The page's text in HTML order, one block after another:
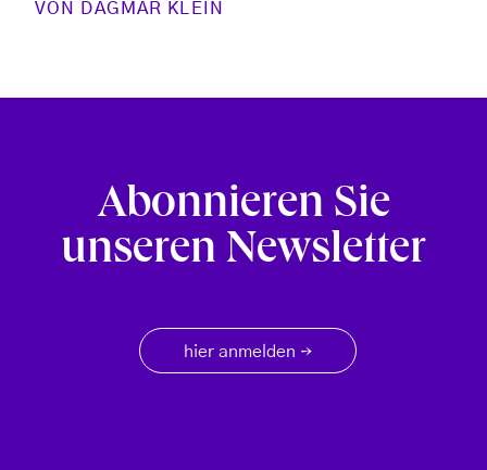
VON
DAGMAR KLEIN
Abonnieren Sie
unseren Newsletter
hier anmelden →